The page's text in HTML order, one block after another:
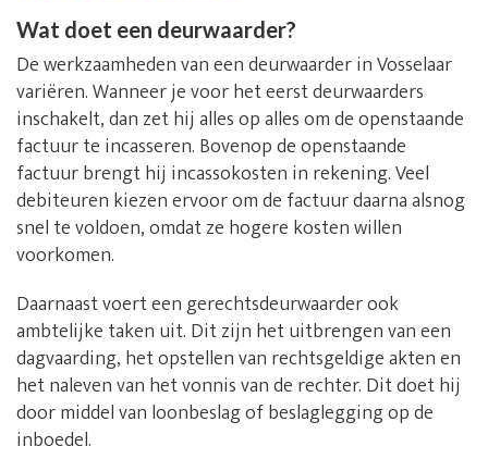
Wat doet een deurwaarder?
De werkzaamheden van een deurwaarder in Vosselaar
variëren. Wanneer je voor het eerst deurwaarders
inschakelt, dan zet hij alles op alles om de openstaande
factuur te incasseren. Bovenop de openstaande
factuur brengt hij incassokosten in rekening. Veel
debiteuren kiezen ervoor om de factuur daarna alsnog
snel te voldoen, omdat ze hogere kosten willen
voorkomen.
Daarnaast voert een gerechtsdeurwaarder ook
ambtelijke taken uit. Dit zijn het uitbrengen van een
dagvaarding, het opstellen van rechtsgeldige akten en
het naleven van het vonnis van de rechter. Dit doet hij
door middel van loonbeslag of beslaglegging op de
inboedel.